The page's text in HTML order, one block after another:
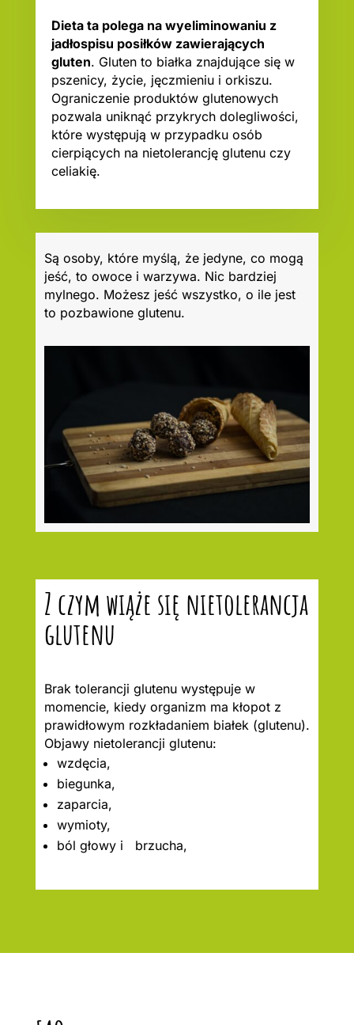
Dieta ta polega na wyeliminowaniu z
jadłospisu posiłków zawierających
gluten. Gluten to białka znajdujące się w
pszenicy, życie, jęczmieniu i orkiszu.
Ograniczenie produktów glutenowych
pozwala uniknąć przykrych dolegliwości,
które występują w przypadku osób
cierpiących na nietolerancję glutenu czy
celiakię.
Są osoby, które myślą, że jedyne, co mogą
jeść, to owoce i warzywa. Nic bardziej
mylnego. Możesz jeść wszystko, o ile jest
to pozbawione glutenu.
Z czym wiąże się nietolerancja
glutenu
Brak tolerancji glutenu występuje w
momencie, kiedy organizm ma kłopot z
prawidłowym rozkładaniem białek (glutenu).
Objawy nietolerancji glutenu:
wzdęcia,
biegunka,
zaparcia,
wymioty,
ból głowy i brzucha,